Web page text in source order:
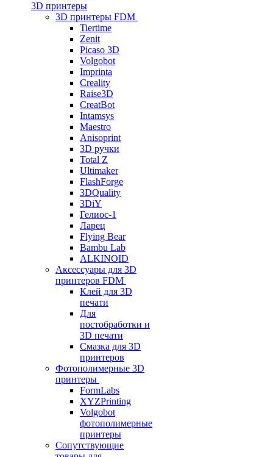
3D принтеры
3D принтеры FDM
Tiertime
Zenit
Picaso 3D
Volgobot
Imprinta
Creality
Raise3D
CreatBot
Intamsys
Maestro
Anisoprint
3D ручки
Total Z
Ultimaker
FlashForge
3DQuality
3DiY
Гелиос-1
Ларец
Flying Bear
Bambu Lab
ALKINOID
Аксессуары для 3D
принтеров FDM
Клей для 3D
печати
Для
постобработки и
3D печати
Смазка для 3D
принтеров
Фотополимерные 3D
принтеры
FormLabs
XYZPrinting
Volgobot
фотополимерные
принтеры
Сопутствующие